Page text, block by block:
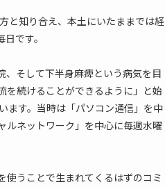
と知り合え、本土にいたままでは経
です。
、そして下半身麻痺という病気を目
を続けることができるように」と始
ます。当時は「パソコン通信」を中
ルネットワーク」を中心に毎週水曜
使うことで生まれてくるはずのコミ